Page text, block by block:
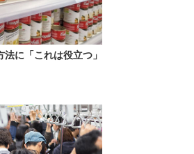
に「これは役立つ」